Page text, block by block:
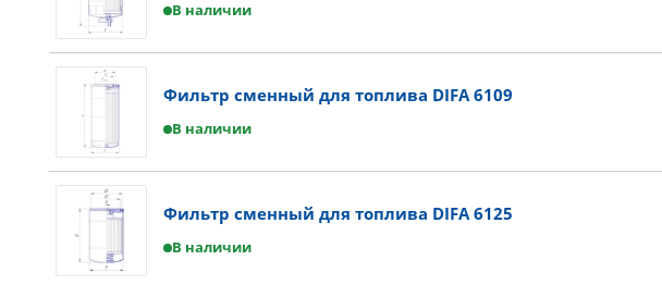
В наличии
Фильтр сменный для топлива DIFA 6109
В наличии
Фильтр сменный для топлива DIFA 6125
В наличии